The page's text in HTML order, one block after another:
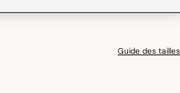
Guide des tailles